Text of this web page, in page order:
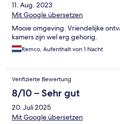
11. Aug. 2023
Mit Google übersetzen
Mooie omgeving. Vriendelijke
kamers zijn wel erg gehorig.
Remco, Aufenthalt von 1 Nacht
Verifizierte Bewertung
8/10 – Sehr gut
20. Juli 2025
Mit Google übersetzen